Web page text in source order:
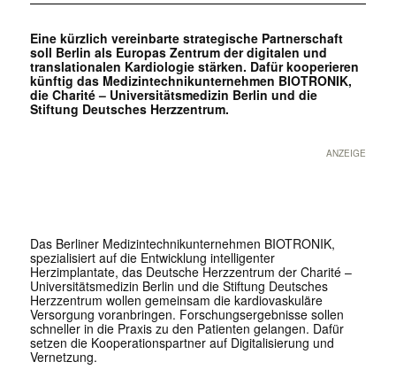
Eine kürzlich vereinbarte strategische Partnerschaft
soll Berlin als Europas Zentrum der digitalen und
translationalen Kardiologie stärken. Dafür kooperieren
künftig das Medizintechnikunternehmen BIOTRONIK,
die Charité – Universitätsmedizin Berlin und die
Stiftung Deutsches Herzzentrum.
ANZEIGE
Das Berliner Medizintechnikunternehmen BIOTRONIK,
spezialisiert auf die Entwicklung intelligenter
Herzimplantate, das Deutsche Herzzentrum der Charité –
Universitätsmedizin Berlin und die Stiftung Deutsches
Herzzentrum wollen gemeinsam die kardiovaskuläre
Versorgung voranbringen. Forschungsergebnisse sollen
schneller in die Praxis zu den Patienten gelangen. Dafür
setzen die Kooperationspartner auf Digitalisierung und
Vernetzung.